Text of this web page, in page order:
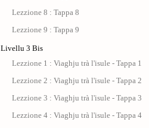
Lezzione 8 : Tappa 8
Lezzione 9 : Tappa 9
Livellu 3 Bis
Lezzione 1 : Viaghju trà l'isule - Tappa 1
Lezzione 2 : Viaghju trà l'isule - Tappa 2
Lezzione 3 : Viaghju trà l'isule - Tappa 3
Lezzione 4 : Viaghju trà l'isule - Tappa 4